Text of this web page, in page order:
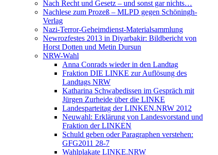
Nach Recht und Gesetz – und sonst gar nichts…
Nachlese zum Prozeß – MLPD gegen Schöningh-
Verlag
Nazi-Terror-Geheimdienst-Materialsammlung
Newrozfestes 2013 in Diyarbakir: Bildbericht von
Horst Dotten und Metin Dursun
NRW-Wahl
Anna Conrads wieder in den Landtag
Fraktion DIE LINKE zur Auflösung des
Landtags NRW
Katharina Schwabedissen im Gespräch mit
Jürgen Zurheide über die LINKE
Landesparteitag der LINKEN.NRW 2012
Neuwahl: Erklärung von Landesvorstand und
Fraktion der LINKEN
Schuld geben oder Paragraphen verstehen:
GFG2011 28-7
Wahlplakate LINKE.NRW